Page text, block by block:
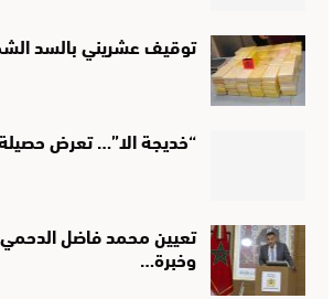
توقيف عشريني بالسد
“خديجة الا”… تعرض
تعيين محمد فاضل الدحمي
وخبرة…